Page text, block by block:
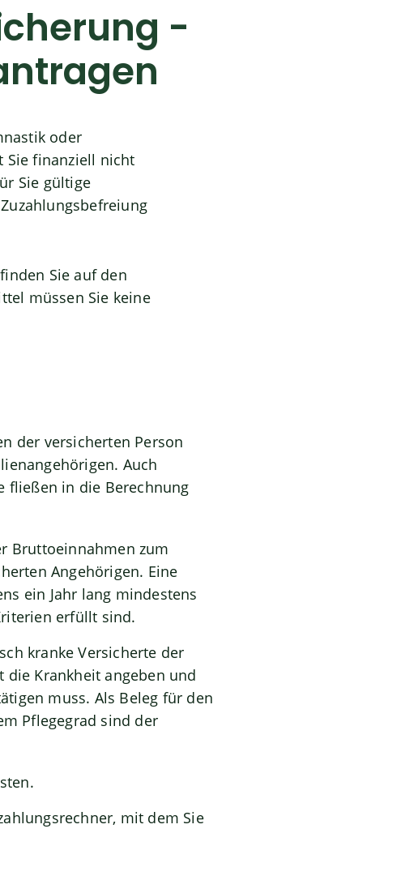
-
oder
Sie finanziell nicht
Sie gültige
Sie auf den
müssen Sie keine
der versicherten Person
Auch
fließen in die Berechnung
Bruttoeinnahmen zum
Angehörigen. Eine
ein Jahr lang mindestens
erfüllt sind.
kranke Versicherte der
die Krankheit angeben und
muss. Als Beleg für den
Pflegegrad sind der
mit dem Sie